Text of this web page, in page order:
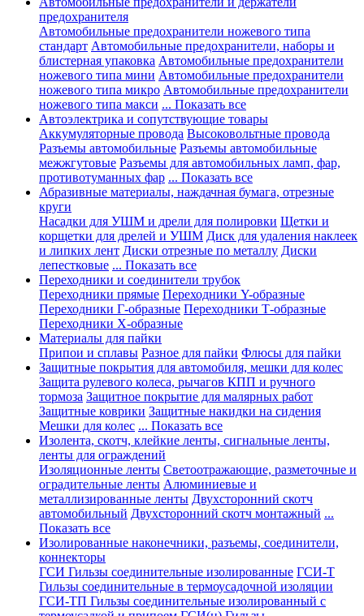
предохранителя
Автомобильные предохранители ножевого типа
стандарт Автомобильные предохранители, наборы и
блистерная упаковка Автомобильные предохранители
ножевого типа мини Автомобильные предохранители
ножевого типа микро Автомобильные предохранители
ножевого типа макси ... Показать все
Автоэлектрика и сопутствующие товары
Аккумуляторные провода Высоковольтные провода
Разъемы автомобильные Разъемы автомобильные
межжгутовые Разъемы для автомобильных ламп, фар,
противотуманных фар ... Показать все
Абразивные материалы, наждачная бумага, отрезные
круги
Насадки для УШМ и дрели для полировки Щетки и
корщетки для дрелей и УШМ Диск для удаления наклеек
и липких лент Диски отрезные по металлу Диски
лепестковые ... Показать все
Переходники и соединители трубок
Переходники прямые Переходники Y-образные
Переходники Г-образные Переходники Т-образные
Переходники Х-образные
Материалы для пайки
Припои и сплавы Разное для пайки Флюсы для пайки
Защитные покрытия для автомобиля, мешки для колес
Защита рулевого колеса, рычагов КПП и ручного
тормоза Защитное покрытие для малярных работ
Защитные коврики Защитные накидки на сидения
Мешки для колес ... Показать все
Изолента, скотч, клейкие ленты, сигнальные ленты,
ленты для ограждений
Изоляционные ленты Светоотражающие, разметочные и
оградительные ленты Алюминиевые и
металлизированные ленты Двухсторонний скотч
автомобильный Двухсторонний скотч монтажный ...
Показать все
Изолированные наконечники, разъемы, соединители,
коннекторы
ГСИ Гильзы соединительные изолированные ГСИ-Т
Гильзы соединительные в термоусадочной изоляции
ГСИ-ТП Гильзы соединительные изолированный с